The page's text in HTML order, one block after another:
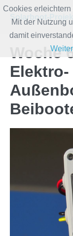
Zum
Inhalt
springen
Solarboot-
Woche
Elektro-
Cookies
Mit der Nutzung
damit